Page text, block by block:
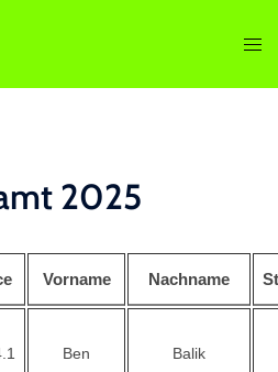
2025
Vorname Nachname
Ben Balik